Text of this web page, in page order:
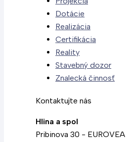
Dotácie
Realizácia
Certifikácia
Reality
Stavebný dozor
Znalecká činnosť
Kontaktujte nás
Hlina a spol
Pribinova 30 - EUROVEA